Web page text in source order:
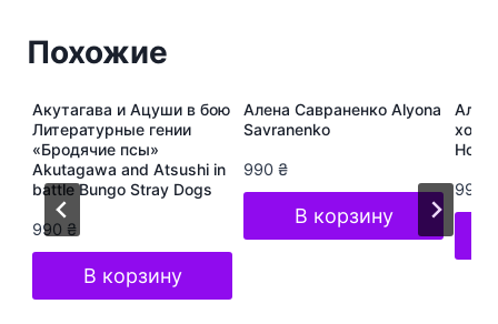
Похожие
Акутагава и Ацуши в бою
Литературные гении
«Бродячие псы»
Akutagawa and Atsushi in
battle Bungo Stray Dogs
990 ₴
В корзину
Алена Савраненко Alyona
Savranenko
990 ₴
В корзину
хоп
Hop
990